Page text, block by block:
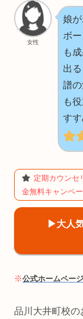
女性
娘
ボ
も
出
譜
も
すす
定期カウンセ
金無料キャンペ
▶︎大人
※公式ホームページ
品川大井町校の